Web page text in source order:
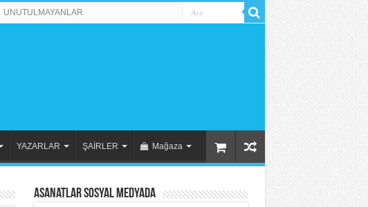
UNUTULMAYANLAR
YAZARLAR ŞAİRLER Mağaza
Asanatlar Sosyal Medyada